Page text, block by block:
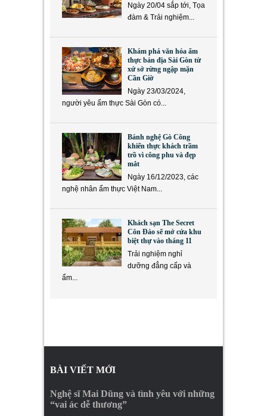
Ngày 20/04 sắp tới, Tọa
đàm & Trải nghiệm...
Khám phá văn hóa ẩm
thực bản địa Sài Gòn từ
xứ sở rừng ngập mặn
Cần Giờ
Ngày 23/03/2024,
người yêu ẩm thực Sài Gòn có...
Bánh nghệ Gò Công
khiến thực khách trầm
trồ vì công phu và đẹp
mắt
Ngày 16/12/2023, các
nghệ nhân ẩm thực Việt Nam...
Khách sạn The Secret
Côn Đảo sẽ mở cửa khu
biệt thự vào tháng 11
Trải nghiệm nghỉ
dưỡng đẳng cấp và
ẩm...
BÀI VIẾT MỚI
Nghệ sĩ Mai Dũng và tình yêu với những
“vai ác dễ thương”